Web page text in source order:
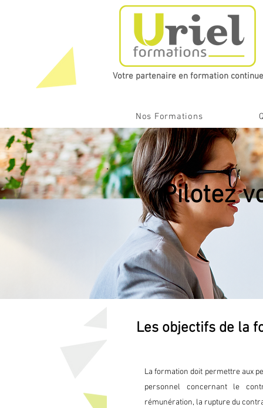
Votre partenaire en formation continue​​
Nos Formations
Pilotez
Les objectifs de la
La formation doit permettre aux
personnel concernant le
rémunération, la rupture du